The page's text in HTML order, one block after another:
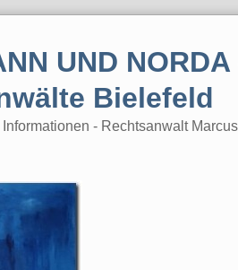
UND NORDA
Bielefeld
- Rechtsanwalt